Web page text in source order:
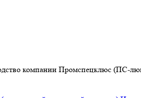
компании Промспецклюс (ПС-